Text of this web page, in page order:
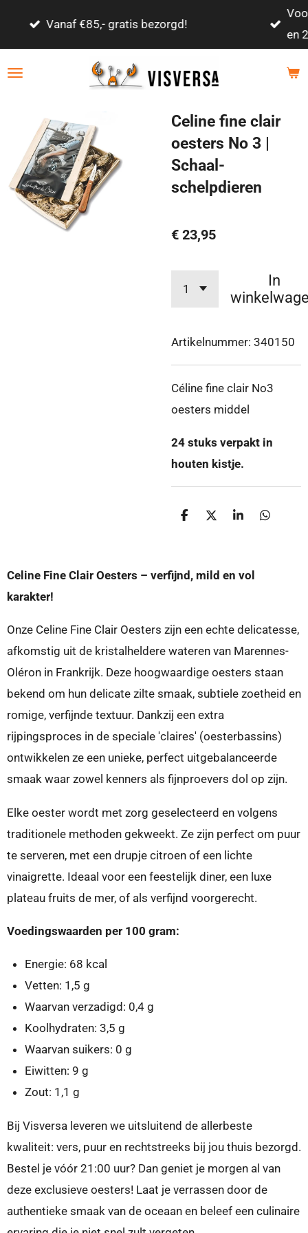
de
Voor 21:00 besteld, volgende werkdag tussen
en 22:30 geleverd!
Celine fine clair
oesters No 3 |
Schaal-
schelpdieren
€ 23,95
In
Artikelnummer: 340150
Céline fine clair No3
oesters middel
24 stuks verpakt in
houten kistje.
D
n
D
S
e
D
Celine Fine Clair Oesters – verfijnd, mild en vol
karakter!
Onze Celine Fine Clair Oesters zijn een echte delicatesse,
afkomstig uit de kristalheldere wateren van Marennes-
Oléron in Frankrijk. Deze hoogwaardige oesters staan
bekend om hun delicate zilte smaak, subtiele zoetheid en
romige, verfijnde textuur. Dankzij een extra
rijpingsproces in de speciale 'claires' (oesterbassins)
ontwikkelen ze een unieke, perfect uitgebalanceerde
smaak waar zowel kenners als fijnproevers dol op zijn.
Elke oester wordt met zorg geselecteerd en volgens
traditionele methoden gekweekt. Ze zijn perfect om puur
te serveren, met een drupje citroen of een lichte
vinaigrette. Ideaal voor een feestelijk diner, een luxe
plateau fruits de mer, of als verfijnd voorgerecht.
Voedingswaarden per 100 gram:
Energie: 68 kcal
Vetten: 1,5 g
Waarvan verzadigd: 0,4 g
Koolhydraten: 3,5 g
Waarvan suikers: 0 g
Eiwitten: 9 g
Zout: 1,1 g
Bij Visversa leveren we uitsluitend de allerbeste
kwaliteit: vers, puur en rechtstreeks bij jou thuis bezorgd.
Bestel je vóór 21:00 uur? Dan geniet je morgen al van
deze exclusieve oesters! Laat je verrassen door de
authentieke smaak van de oceaan en beleef een culinaire